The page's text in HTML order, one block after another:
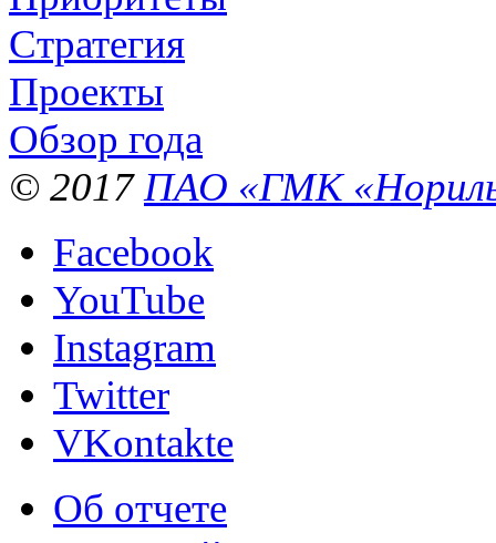
Стратегия
Проекты
Обзор года
© 2017 ПАО «ГМК
Facebook
YouTube
Instagram
Twitter
VKontakte
Об отчете